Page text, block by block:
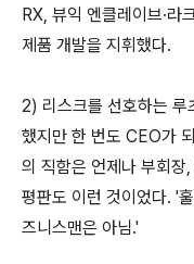
RX, 뷰익 엔클레이브·라
제품 개발을 지휘했다.
2) 리스크를 선호하는
했지만 한 번도 CEO가
의 직함은 언제나 부회장
평판도 이런 것이었다. '
즈니스맨은 아님.'